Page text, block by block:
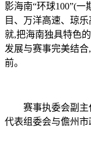
影海南“环球100”(
目、万洋高速、琼
就,把海南独具特色
发展与赛事完美结
前。
赛事执委会副主
代表组委会与儋州市